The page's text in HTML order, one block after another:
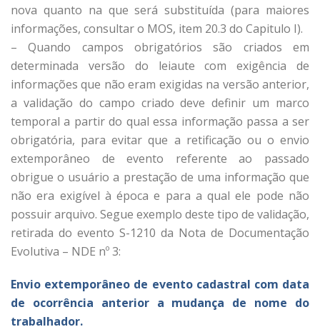
nova quanto na que será substituída (para maiores
informações, consultar o MOS, item 20.3 do Capitulo I).
– Quando campos obrigatórios são criados em
determinada versão do leiaute com exigência de
informações que não eram exigidas na versão anterior,
a validação do campo criado deve definir um marco
temporal a partir do qual essa informação passa a ser
obrigatória, para evitar que a retificação ou o envio
extemporâneo de evento referente ao passado
obrigue o usuário a prestação de uma informação que
não era exigível à época e para a qual ele pode não
possuir arquivo. Segue exemplo deste tipo de validação,
retirada do evento S-1210 da Nota de Documentação
Evolutiva – NDE nº 3:
Envio extemporâneo de evento cadastral com data
de ocorrência anterior a mudança de nome do
trabalhador.